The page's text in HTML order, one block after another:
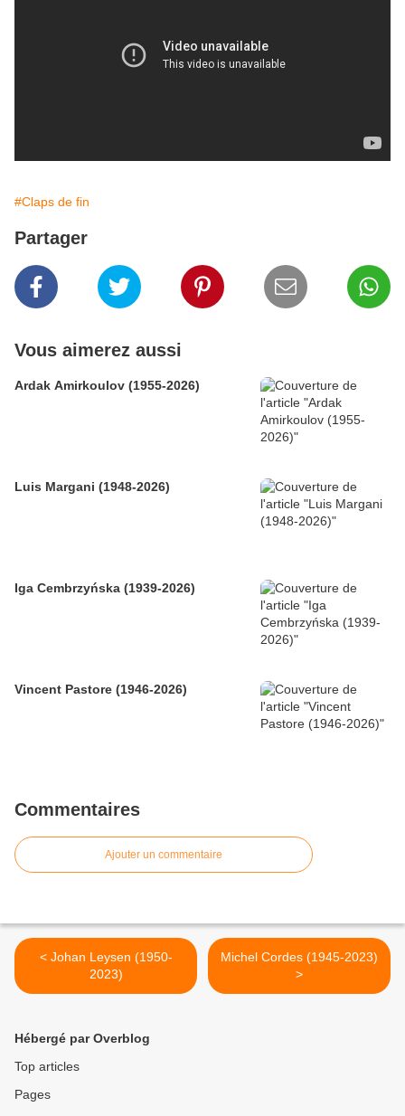
#Claps de fin
Partager
Vous aimerez aussi
Ardak Amirkoulov (1955-2026)
Luis Margani (1948-2026)
Iga Cembrzyńska (1939-2026)
Vincent Pastore (1946-2026)
Commentaires
Ajouter un commentaire
< Johan Leysen (1950-
2023)
Michel Cordes (1945-2023)
>
Hébergé par Overblog
Top articles
Pages